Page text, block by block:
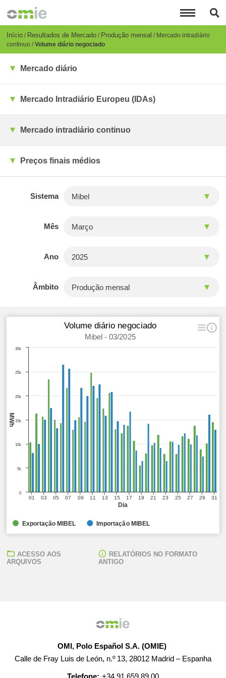
para
conteúdo
principal
Breadcrumb
Início Resultados de Mercado Produção mensal
Mercado intradiário
continuo Volume diário negociado
Mercado diário
Mercado Intradiário Europeu (IDAs)
Mercado intradiário continuo
Preços finais médios
Sistema
Mês
Ano
Âmbito
Dia
MWh
Volume diário negociado
Mibel - 03/2025
01 03 05 07 09 11 13 15 17 19 21 23 25 27 29 31
0
10k
20k
30k
5k
15k
25k
Exportação MIBEL Importação MIBEL
ACESSO AOS
ARQUIVOS
RELATÓRIOS NO FORMATO
ANTIGO
OMI, Polo Español S.A. (OMIE)
Calle de Fray Luis de León, n.º 13, 28012 Madrid – Espanha
Telefone: +34 91 659 89 00